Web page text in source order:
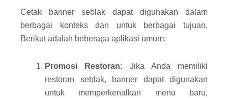
Cetak banner seblak dapat digunakan dalam
berbagai konteks dan untuk berbagai tujuan.
Berikut adalah beberapa aplikasi umum:
Promosi Restoran: Jika Anda memiliki
restoran seblak, banner dapat digunakan
untuk memperkenalkan menu baru,